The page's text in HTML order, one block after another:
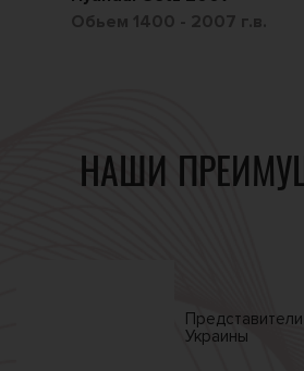
Обьем 1400 - 2007 г.в.
НАШИ
Украины